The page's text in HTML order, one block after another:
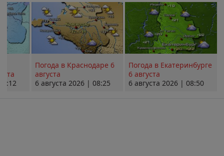
Погода в Краснодаре 6
августа
6 августа 2026 | 08:25
Погода в Екатеринбурге
6 августа
6 августа 2026 | 08:50